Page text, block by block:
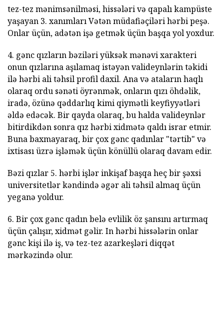
tez-tez mənimsənilməsi, hissələri və qapalı kampüste
yaşayan 3. xanımları Vətən müdafiəçiləri hərbi peşə.
Onlar üçün, adətən işə getmək üçün başqa yol yoxdur.
4. gənc qızların bəziləri yüksək mənəvi xarakteri
onun qızlarına aşılamaq istəyən valideynlərin təkidi
ilə hərbi ali təhsil profil daxil. Ana və ataların haqlı
olaraq ordu sənəti öyrənmək, onların qızı öhdəlik,
iradə, özünə qəddarlıq kimi qiymətli keyfiyyətləri
əldə edəcək. Bir qayda olaraq, bu halda valideynlər
bitirdikdən sonra qız hərbi xidmətə qaldı israr etmir.
Buna baxmayaraq, bir çox gənc qadınlar "tərtib" və
ixtisası üzrə işləmək üçün könüllü olaraq davam edir.
Bəzi qızlar 5. hərbi işlər inkişaf başqa heç bir şəxsi
universitetlər kəndində əgər ali təhsil almaq üçün
yeganə yoldur.
6. Bir çox gənc qadın belə evlilik öz şansını artırmaq
üçün çalışır, xidmət gəlir. In hərbi hissələrin onlar
gənc kişi ilə iş, və tez-tez azarkeşləri diqqət
mərkəzində olur.